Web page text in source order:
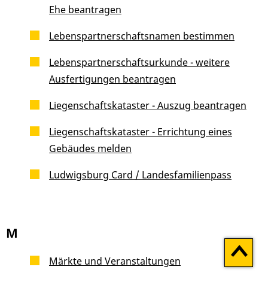
Ehe beantragen
Lebenspartnerschaftsnamen bestimmen
Lebenspartnerschaftsurkunde - weitere
Ausfertigungen beantragen
Liegenschaftskataster - Auszug beantragen
Liegenschaftskataster - Errichtung eines
Gebäudes melden
Ludwigsburg Card / Landesfamilienpass
M
Märkte und Veranstaltungen
Zum